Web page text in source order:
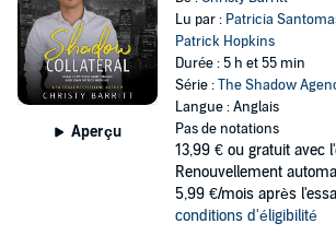
Aperçu
Lu par : Patricia
Patrick Hopkins
Durée : 5 h et 55 min
Série :The Shadow
Langue : Anglais
Pas de notations
13,99 € ou gratuit avec
Renouvellement
5,99 €/mois après
conditions d'éligibilité